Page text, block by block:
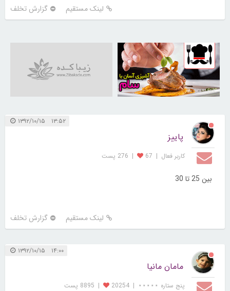
لینک مستقیم گزارش تخلف
30251163
۱۳:۵۲ ۱۳۹۲/۱۰/۱۵
پاییز
کاربر فعال |
67
| 276 پست
بین 25 تا 30
لینک مستقیم گزارش تخلف
۱۴:۰۰ ۱۳۹۲/۱۰/۱۵
مامان مانیا
پنج ستاره ⋆⋆⋆⋆⋆ |
20254
| 8895 پست